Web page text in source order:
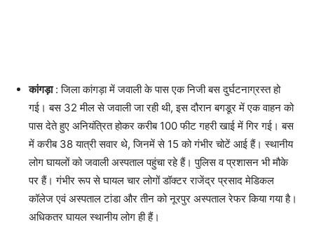
कांगड़ा: जिला कांगड़ा में जवाली के पास एक निजी बस दुर्घटनाग्रस्‍त हो
गई। बस 32 मील से जवाली जा रही थी, इस दौरान बगडूर में एक वाहन को
पास देते हुए अनियंत्रित होकर करीब 100 फीट गहरी खाई में गिर गई। बस
में करीब 38 यात्री सवार थे, जिनमें से 15 को गंभीर चोटें आई हैं। स्‍थानीय
लोग घायलों को जवाली अस्‍पताल पहुंचा रहे हैं। पुलिस व प्रशासन भी मौके
पर हैं। गंभीर रूप से घायल चार लोगों डॉक्‍टर राजेंद्र प्रसाद मेडिकल
कॉलेज एवं अस्‍पताल टांडा और तीन को नूरपुर अस्‍पताल रेफर किया गया है।
अधिकतर घायल स्‍थानीय लोग ही हैं।